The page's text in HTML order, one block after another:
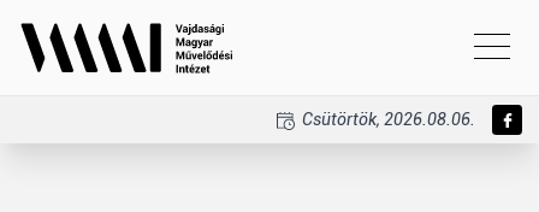
Csütörtök, 2026.08.06.